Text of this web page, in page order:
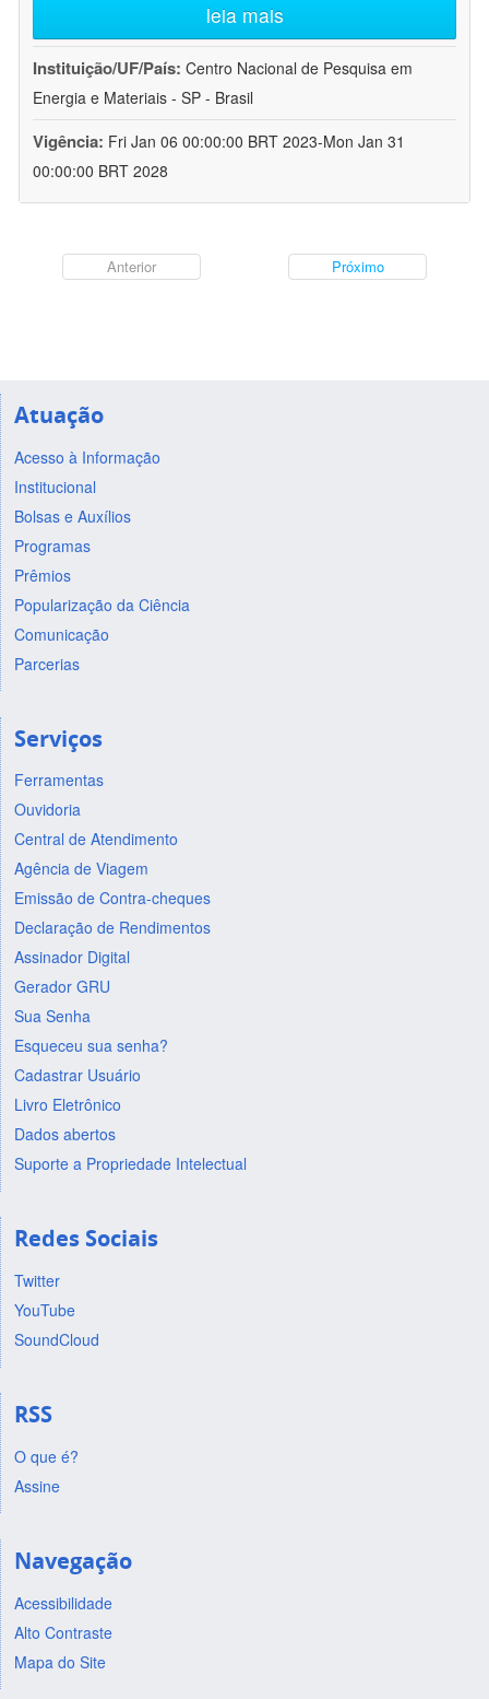
leia mais
Instituição/UF/País: Centro Nacional de Pesquisa em
Energia e Materiais - SP - Brasil
Vigência: Fri Jan 06 00:00:00 BRT 2023-Mon Jan 31
00:00:00 BRT 2028
Anterior Próximo
Atuação
Acesso à Informação
Institucional
Bolsas e Auxílios
Programas
Prêmios
Popularização da Ciência
Comunicação
Parcerias
Serviços
Ferramentas
Ouvidoria
Central de Atendimento
Agência de Viagem
Emissão de Contra-cheques
Declaração de Rendimentos
Assinador Digital
Gerador GRU
Sua Senha
Esqueceu sua senha?
Cadastrar Usuário
Livro Eletrônico
Dados abertos
Suporte a Propriedade Intelectual
Redes Sociais
Twitter
YouTube
SoundCloud
RSS
O que é?
Assine
Navegação
Acessibilidade
Alto Contraste
Mapa do Site